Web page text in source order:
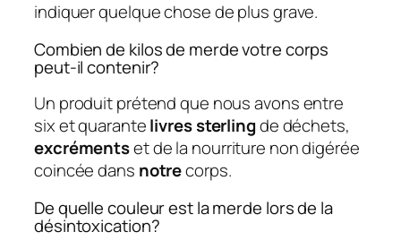
indiquer quelque chose de plus grave.
Combien de kilos de merde votre corps
peut-il contenir?
Un produit prétend que nous avons entre
six et quarantelivres sterlingde déchets,
excrémentset de la nourriture non digérée
coincée dans notrecorps.
De quelle couleur est la merde lors de la
désintoxication?